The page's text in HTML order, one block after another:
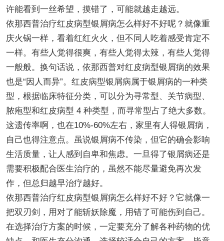
许能看到一丝希望，摸错了，可能就越走越远。
依那西普治疗红皮病型银屑病怎么样好不好呢？就像重
庆火锅一样，看着红红火火，但不同人吃着感受肯定不
一样。有些人觉得很爽，有些人觉得太辣，有些人觉得
一般般。换句话说，依那西普对红皮病型银屑病的效果
也是“因人而异”。红皮病型银屑病属于银屑病的一种类
型，根据临床特征分类，可以分为寻常型、关节病型、
脓疱型和红皮病型 4 种类型，而寻常型占了绝大多数。
这遗传率啊，也在10%-60%左右，家里有人得银屑病，
自己也得注意点。虽说银屑病不传染，但它的确会影响
生活质量，让人感到自卑和焦虑。一旦得了银屑病还是
需要积极配合医生治疗的，虽然不能尽量避免再次发
作，但总归越早治疗越好。
依那西普治疗红皮病型银屑病怎么样好不好？它就像一
把双刃剑，用对了能斩妖除魔，用错了可能伤到自己。
在选择治疗方案的时候，一定要充分了解各种药物的优